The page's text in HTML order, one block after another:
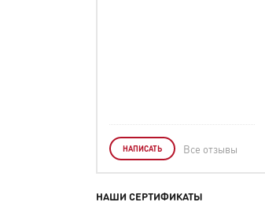
НАПИСАТЬ Все отзывы
НАШИ СЕРТИФИКАТЫ